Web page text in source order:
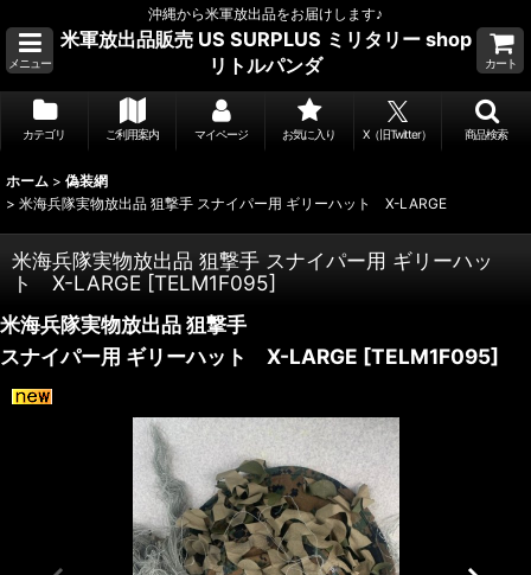
沖縄から米軍放出品をお届けします♪
メニュー
米軍放出品販売 US SURPLUS ミリタリー shop
リトルパンダ
カート
カテゴリ ご利用案内 マイページ お気に入り X（旧Twitter） 商品検索
ホーム > 偽装網
> 米海兵隊実物放出品 狙撃手 スナイパー用 ギリーハット X-LARGE
米海兵隊実物放出品 狙撃手 スナイパー用 ギリーハッ
ト X-LARGE [TELM1F095]
米海兵隊実物放出品 狙撃手
スナイパー用 ギリーハット X-LARGE [TELM1F095]